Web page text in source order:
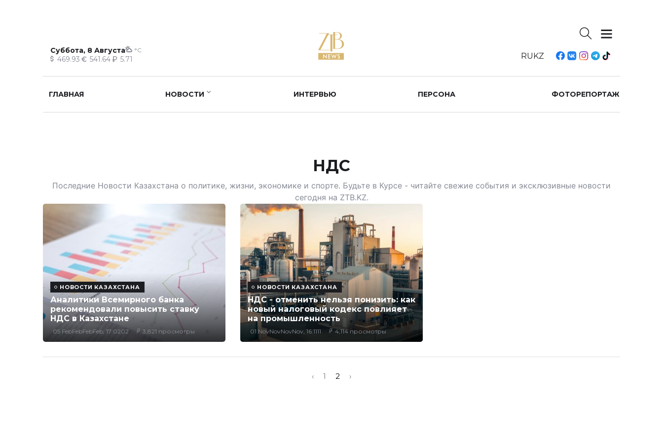
Суббота, 8 Августа °C
469.93 541.64 5.71 RUKZ
ГЛАВНАЯ НОВОСТИ ИНТЕРВЬЮ ПЕРСОНА ФОТОРЕПОРТАЖ
НДС
Последние Новости Казахстана о политике, жизни, экономике и спорте. Будьте в Курсе - читайте свежие события и эксклюзивные новости
сегодня на ZTB.KZ.
НОВОСТИ КАЗАХСТАНА
Аналитики Всемирного банка
рекомендовали повысить ставку
НДС в Казахстане
05 FebFebFebFeb, 17:0202 3,821 просмотры
НОВОСТИ КАЗАХСТАНА
НДС - отменить нельзя понизить: как
новый налоговый кодекс повлияет
на промышленность
01 NovNovNovNov, 16:1111 4,114 просмотры
‹ 1 2 ›